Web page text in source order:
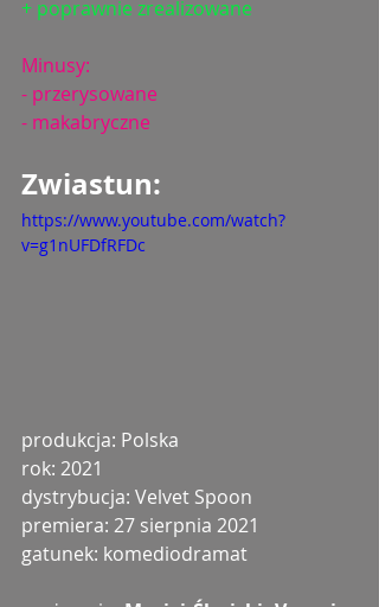
+ poprawnie zrealizowane
Minusy:
- przerysowane
- makabryczne
Zwiastun:
https://www.youtube.com/watch?
v=g1nUFDfRFDc
produkcja: Polska
rok: 2021
dystrybucja: Velvet Spoon
premiera: 27 sierpnia 2021
gatunek: komediodramat